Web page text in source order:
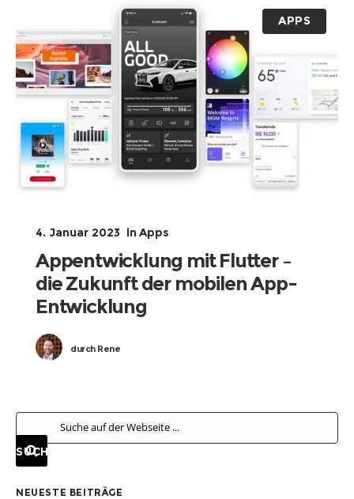
APPS
4. Januar 2023 in Apps
Appentwicklung mit Flutter –
die Zukunft der mobilen App-
Entwicklung
durchRene
NEUESTE BEITRÄGE